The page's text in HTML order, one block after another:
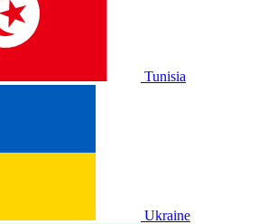
Tunisia
Ukraine